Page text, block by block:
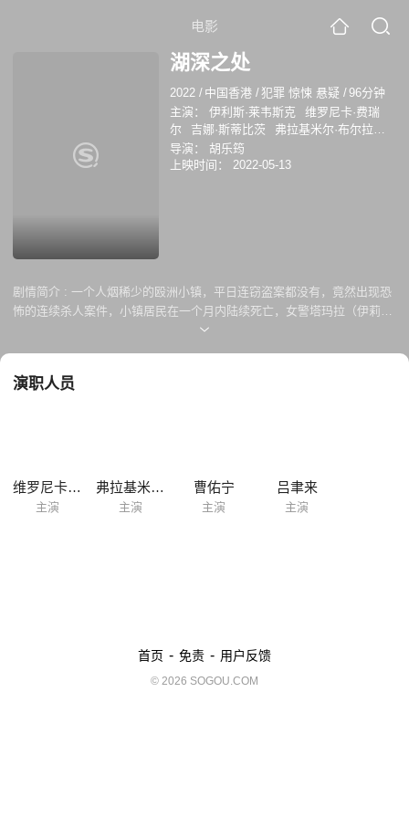
电影
湖深之处
2022 / 中国香港 /犯罪 惊悚 悬疑 /96分钟
主演：
伊利斯·莱韦斯克
维罗尼卡·费瑞
尔
吉娜·斯蒂比茨
弗拉基米尔·布尔拉科
夫
许玮甯 曹佑宁
LudgerBkelmann
ValerieHuber
导演：
胡乐筠
上映时间：
2022-05-13
剧情简介 : 一个人烟稀少的殴洲小镇，平日连窃盗案都没有，竟然出现恐
怖的连续杀人案件，小镇居民在一个月内陆续死亡，女警塔玛拉（伊莉丝
蕾薇斯克 饰）从前的刑警搭档也是死者之一，让小镇的耳语不断。 而塔
饰），因为莉亚在青少年时期曾与高中同学们一起玩游戏“解忧棋”，可以
演职人员
维罗尼卡·费瑞尔
主演
弗拉基米尔·布尔拉科夫
主演
曹佑宁
主演
吕聿来
主演
首页 - 免责 - 用户反馈
© 2026 SOGOU.COM